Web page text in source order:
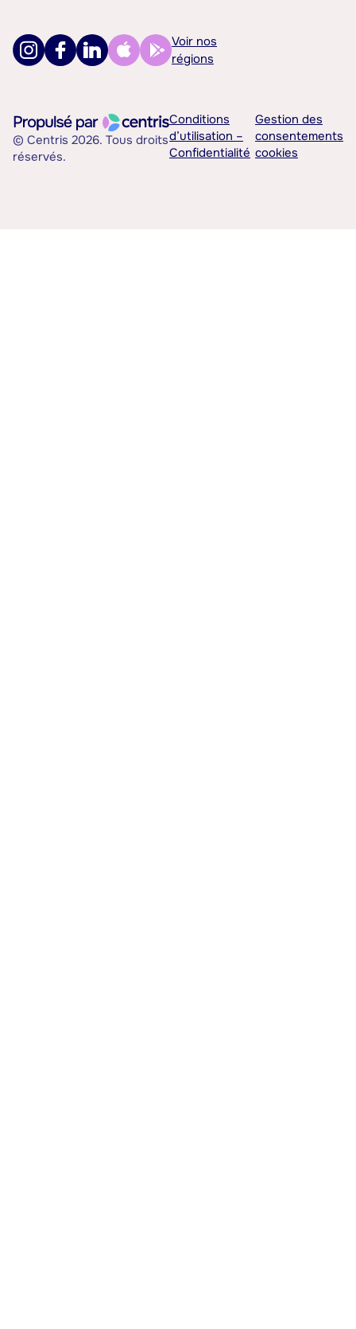
Voir nos
régions
© Centris 2026. Tous droits
réservés.
Conditions
d’utilisation –
Confidentialité
Gestion des
consentements
cookies